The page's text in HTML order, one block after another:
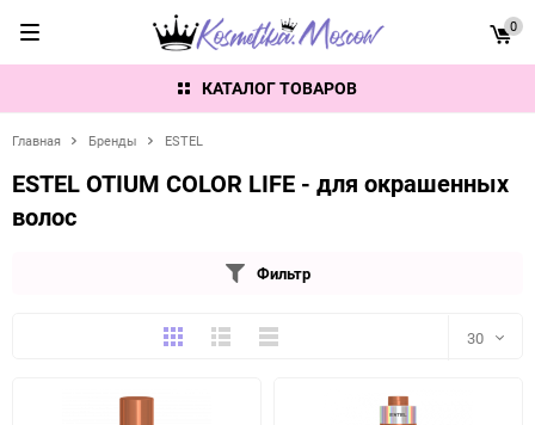
КАТАЛОГ ТОВАРОВ
0
Главная Бренды ESTEL
ESTEL OTIUM COLOR LIFE - для окрашенных
волос
Фильтр
ПлиткаПодробноКомпактно 30